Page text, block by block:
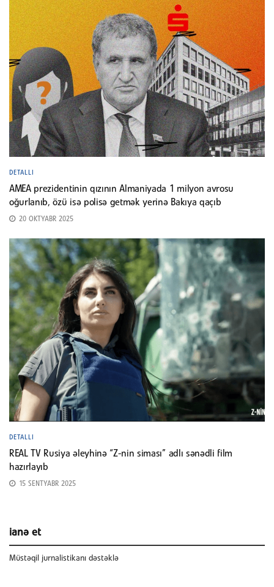
DETALLI
AMEA prezidentinin qızının Almaniyada 1 milyon avrosu
oğurlanıb, özü isə polisə getmək yerinə Bakıya qaçıb
20 OKTYABR 2025
DETALLI
REAL TV Rusiya əleyhinə “Z-nin siması” adlı sənədli film
hazırlayıb
15 SENTYABR 2025
ianə et
Müstəqil jurnalistikanı dəstəklə